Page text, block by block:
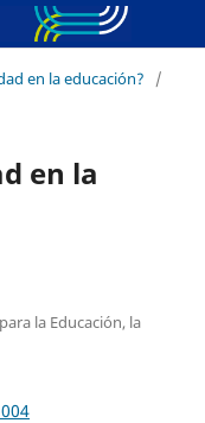
en la educación?
/
en la
la Educación, la